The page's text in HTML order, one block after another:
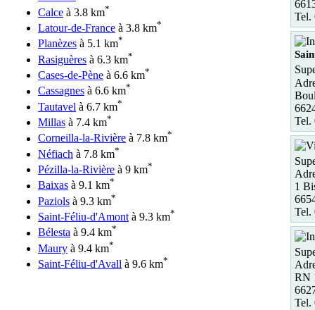
Calce à 3.8 km*
Latour-de-France à 3.8 km*
Planèzes à 5.1 km*
Rasiguères à 6.3 km*
Cases-de-Pène à 6.6 km*
Cassagnes à 6.6 km*
Tautavel à 6.7 km*
Millas à 7.4 km*
Corneilla-la-Rivière à 7.8 km*
Néfiach à 7.8 km*
Pézilla-la-Rivière à 9 km*
Baixas à 9.1 km*
Paziols à 9.3 km*
Saint-Féliu-d'Amont à 9.3 km*
Bélesta à 9.4 km*
Maury à 9.4 km*
Saint-Féliu-d'Avall à 9.6 km*
Tel.
Tel.
1
Tel.
RN
Tel.